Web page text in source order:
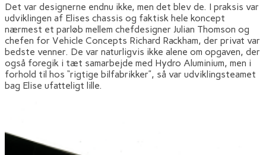
Det var designerne endnu ikke, men det blev de. I praksis var
udviklingen af Elises chassis og faktisk hele koncept
nærmest et parløb mellem chefdesigner Julian Thomson og
chefen for Vehicle Concepts Richard Rackham, der privat var
bedste venner. De var naturligvis ikke alene om opgaven, der
også foregik i tæt samarbejde med Hydro Aluminium, men i
forhold til hos “rigtige bilfabrikker”, så var udviklingsteamet
bag Elise ufatteligt lille.